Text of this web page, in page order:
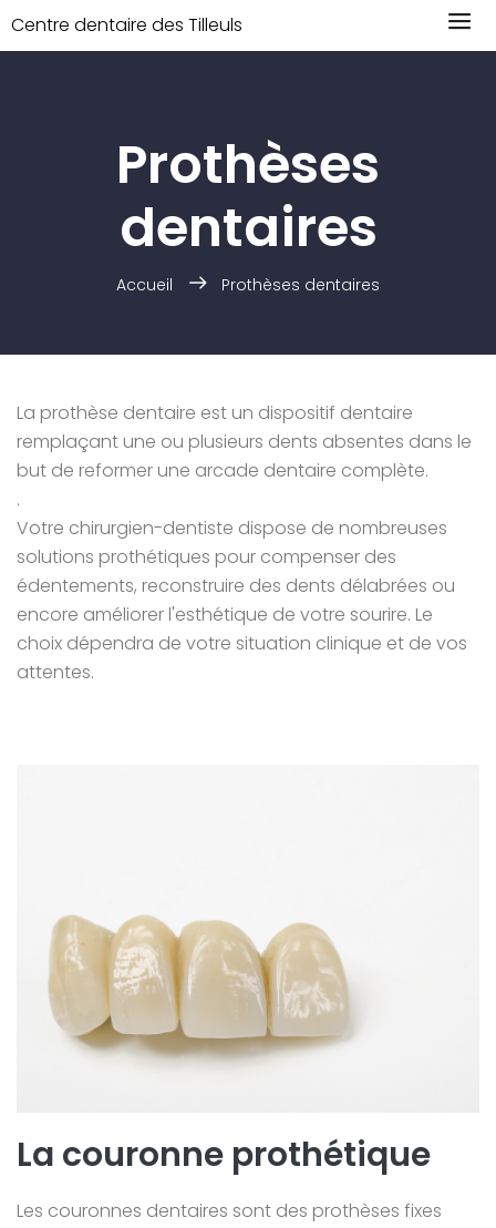
Centre dentaire des Tilleuls
Prothèses
dentaires
Accueil Prothèses dentaires
La prothèse dentaire est un dispositif dentaire
remplaçant une ou plusieurs dents absentes dans le
but de reformer une arcade dentaire complète.
.
Votre chirurgien-dentiste dispose de nombreuses
solutions prothétiques pour compenser des
édentements, reconstruire des dents délabrées ou
encore améliorer l'esthétique de votre sourire. Le
choix dépendra de votre situation clinique et de vos
attentes.
La couronne prothétique
Les couronnes dentaires sont des prothèses fixes